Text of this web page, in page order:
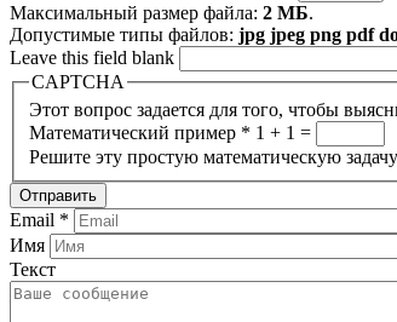
Максимальный размер файла: 2 МБ.
Допустимые типы файлов: jpg jpeg png pdf
Leave this field blank
CAPTCHA
Этот вопрос задается для того, чтобы
Математический пример * 1 + 1 =
Решите эту простую математическую
Email *
Имя
Текст